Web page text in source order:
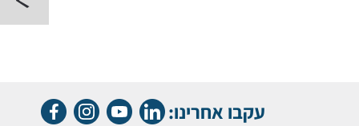
עקבו אחרינו: